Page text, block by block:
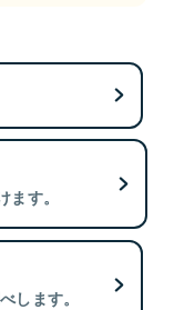
す。
します。